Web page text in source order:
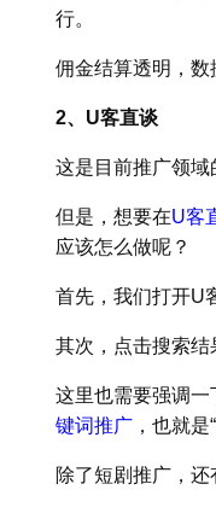
行。
佣金结算透明，
2、U客直谈
这是目前推广领
但是，想要在U客
应该怎么做呢？
首先，我们打开U
其次，点击搜索
这里也需要强调
键词推广 ，也就是
除了短剧推广，还